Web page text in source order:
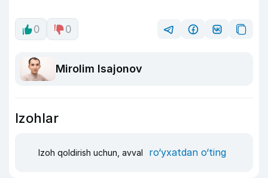
0 0
Mirolim Isajonov
Izohlar
Izoh qoldirish uchun, avval ro‘yxatdan o‘ting